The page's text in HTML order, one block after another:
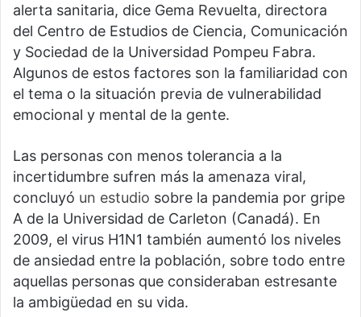
alerta sanitaria, dice Gema Revuelta, directora
del Centro de Estudios de Ciencia, Comunicación
y Sociedad de la Universidad Pompeu Fabra.
Algunos de estos factores son la familiaridad con
el tema o la situación previa de vulnerabilidad
emocional y mental de la gente.
Las personas con menos tolerancia a la
incertidumbre sufren más la amenaza viral,
concluyó un estudio sobre la pandemia por gripe
A de la Universidad de Carleton (Canadá). En
2009, el virus H1N1 también aumentó los niveles
de ansiedad entre la población, sobre todo entre
aquellas personas que consideraban estresante
la ambigüedad en su vida.